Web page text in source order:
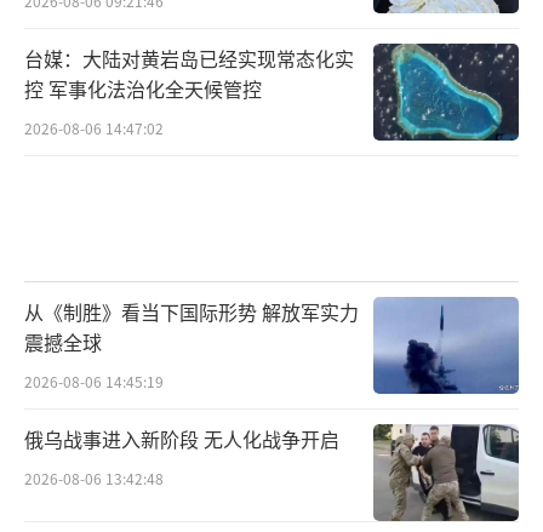
台媒：大陆对黄岩岛已经实现常态化实
控 军事化法治化全天候管控
2026-08-06 14:47:02
从《制胜》看当下国际形势 解放军实力
震撼全球
2026-08-06 14:45:19
俄乌战事进入新阶段 无人化战争开启
2026-08-06 13:42:48